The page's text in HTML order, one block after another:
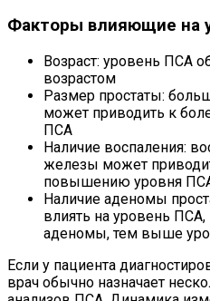
Факторы влияющие на
Возраст: уровень ПСА
возрастом
Размер простаты:
может приводить к
ПСА
Наличие воспаления:
железы может
повышению уровня
Наличие аденомы
влиять на уровень
аденомы, тем выше
Если у пациента
врач обычно назначает